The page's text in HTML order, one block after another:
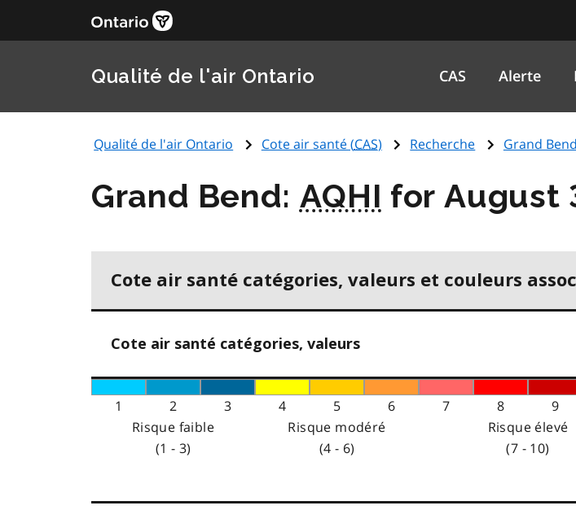
Qualité de l'air Ontario CAS Alerte
Qualité de l'air Ontario Cote air santé (CAS) Recherche Grand
Grand Bend: AQHI for August
Cote air santé catégories, valeurs et couleurs
Cote air santé catégories, valeurs
1 2 3 4 5 6 7 8 9
Risque faible
(1 - 3)
Risque modéré
(4 - 6)
Risque élevé
(7 - 10)